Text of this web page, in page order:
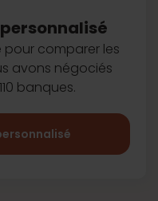
personnalisé
pour comparer les
avons négociés
banques.